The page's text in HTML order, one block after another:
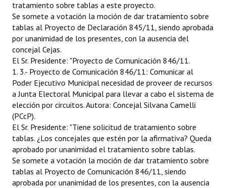
Noticias Destacadas
Registros y Distinciones
Datos Históricos
Premio al Mérito - Registro
Audiencias Públicas - Registro
Mujeres que Dejaron Huellas - Registro
Periodistas Decanos - Registro
Ciudadano Ilustre - Registro
Banca del Vecino - Registro
tratamiento sobre tablas a este proyecto.
Se somete a votación la moción de dar tratamiento sobre
tablas al Proyecto de Declaración 845/11, siendo aprobada
por unanimidad de los presentes, con la ausencia del
concejal Cejas.
El Sr. Presidente: "Proyecto de Comunicación 846/11.
1. 3.- Proyecto de Comunicación 846/11: Comunicar al
Poder Ejecutivo Municipal necesidad de proveer de recursos
a Junta Electoral Municipal para llevar a cabo el sistema de
elección por circuitos. Autora: Concejal Silvana Camelli
(PCcP).
El Sr. Presidente: "Tiene solicitud de tratamiento sobre
tablas. ¿Los concejales que estén por la afirmativa? Queda
aprobado por unanimidad el tratamiento sobre tablas.
Se somete a votación la moción de dar tratamiento sobre
tablas al Proyecto de Comunicación 846/11, siendo
aprobada por unanimidad de los presentes, con la ausencia